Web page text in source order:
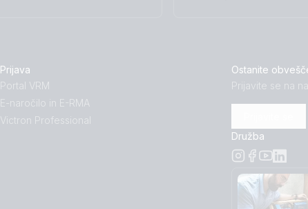
Prijava
Portal VRM
E-naročilo in E-RMA
Victron Professional
Ostanite
Prijavite se na
Družba